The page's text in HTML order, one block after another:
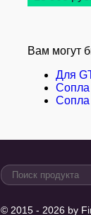
Вам могут
Для
Сопла
Сопла
© 2015 - 2026 by